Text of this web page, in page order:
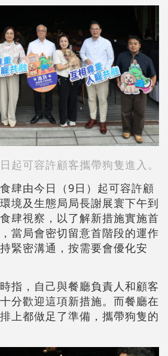
起可容許顧客攜帶狗隻進入。
肆由今日（9日）起可容許顧
境及生態局局長謝展寰下午到
肆視察，以了解新措施實施首
當局會密切留意首階段的運作
緊密溝通，按需要會優化安
指，自己與餐廳負責人和顧客
分歡迎這項新措施。而餐廳在
上都做足了準備，攜帶狗隻的